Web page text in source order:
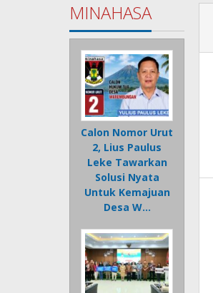
MINAHASA
Calon Nomor Urut
2, Lius Paulus
Leke Tawarkan
Solusi Nyata
Untuk Kemajuan
Desa W…